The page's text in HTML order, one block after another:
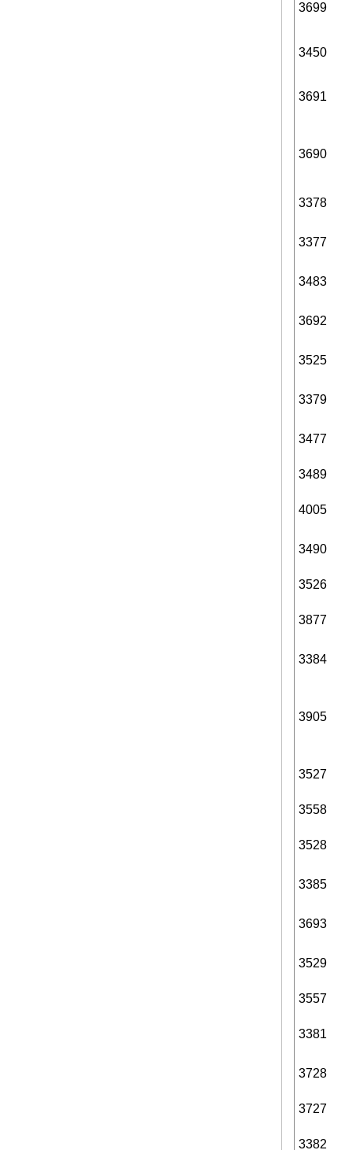
3699
3450
3691
3690
3378
3377
3483
3692
3525
3379
3477
3489
4005
3490
3526
3877
3384
3905
3527
3558
3528
3385
3693
3529
3557
3381
3728
3727
3382